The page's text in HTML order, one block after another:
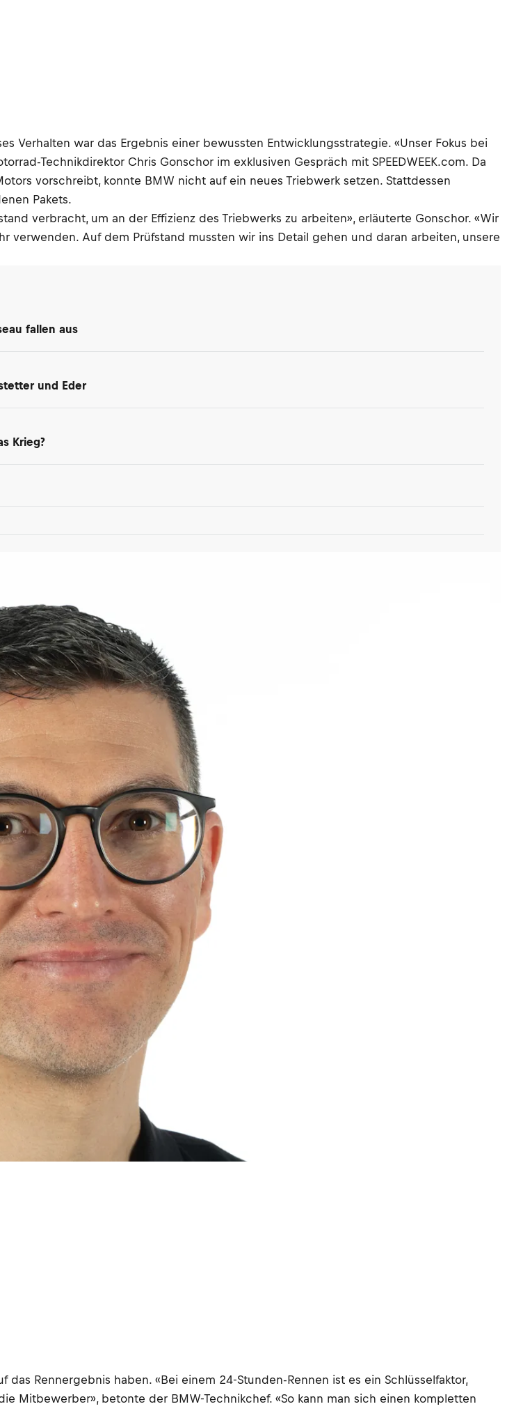
Verhalten war das Ergebnis einer bewussten Entwicklungsstrategie. «Unser Fokus bei
Technikdirektor Chris Gonschor im exklusiven Gespräch mit SPEEDWEEK.com. Da
vorschreibt, konnte BMW nicht auf ein neues Triebwerk setzen. Stattdessen
Pakets.
verbracht, um an der Effizienz des Triebwerks zu arbeiten», erläuterte Gonschor. «Wir
verwenden. Auf dem Prüfstand mussten wir ins Detail gehen und daran arbeiten, unsere
fallen aus
und Eder
Krieg?
Rennergebnis haben. «Bei einem 24-Stunden-Rennen ist es ein Schlüsselfaktor,
Mitbewerber», betonte der BMW-Technikchef. «So kann man sich einen kompletten